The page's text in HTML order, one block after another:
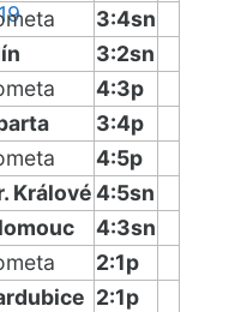
3:4sn
3:2sn
4:3p
3:4p
4:5p
Králové4:5sn
4:3sn
2:1p
2:1p